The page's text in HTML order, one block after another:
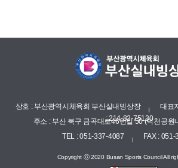
상호 : 부산광역시체육회 부산실내빙상장 대표
: 214-82-75130
주소 : 부산 북구 금곡대로46번길 50 (덕천공원
TEL : 051-337-4087
FAX :
Copyright ⓒ 2020 Busan Sports Council All